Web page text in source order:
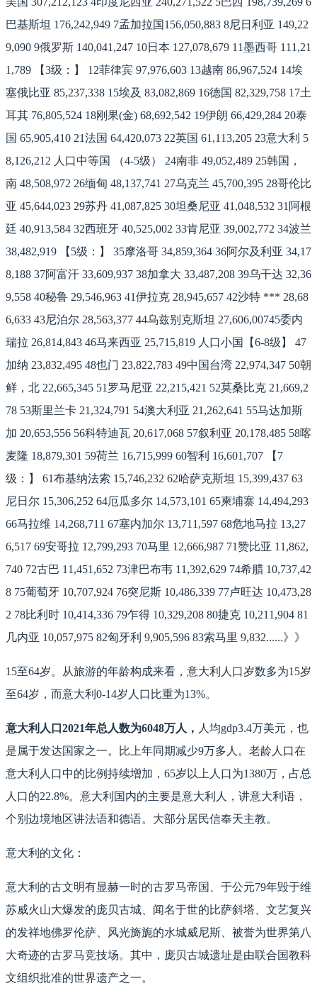
巴基斯坦 176,242,949 7孟加拉国156,050,883 8尼日利亚 149,22
9,090 9俄罗斯 140,041,247 10日本 127,078,679 11墨西哥 111,21
1,789 【3级：】 12菲律宾 97,976,603 13越南 86,967,524 14埃
塞俄比亚 85,237,338 15埃及 83,082,869 16德国 82,329,758 17土
耳其 76,805,524 18刚果(金) 68,692,542 19伊朗 66,429,284 20泰
国 65,905,410 21法国 64,420,073 22英国 61,113,205 23意大利 5
8,126,212 人口中等国 （4-5级） 24南非 49,052,489 25韩国，
南 48,508,972 26缅甸 48,137,741 27乌克兰 45,700,395 28哥伦比
亚 45,644,023 29苏丹 41,087,825 30坦桑尼亚 41,048,532 31阿根
廷 40,913,584 32西班牙 40,525,002 33肯尼亚 39,002,772 34波兰
38,482,919 【5级：】 35摩洛哥 34,859,364 36阿尔及利亚 34,17
8,188 37阿富汗 33,609,937 38加拿大 33,487,208 39乌干达 32,36
9,558 40秘鲁 29,546,963 41伊拉克 28,945,657 42沙特 *** 28,68
6,633 43尼泊尔 28,563,377 44乌兹别克斯坦 27,606,00745委内
瑞拉 26,814,843 46马来西亚 25,715,819 人口小国【6-8级】 47
加纳 23,832,495 48也门 23,822,783 49中国台湾 22,974,347 50朝
鲜，北 22,665,345 51罗马尼亚 22,215,421 52莫桑比克 21,669,2
78 53斯里兰卡 21,324,791 54澳大利亚 21,262,641 55马达加斯
加 20,653,556 56科特迪瓦 20,617,068 57叙利亚 20,178,485 58喀
麦隆 18,879,301 59荷兰 16,715,999 60智利 16,601,707 【7
级：】 61布基纳法索 15,746,232 62哈萨克斯坦 15,399,437 63
尼日尔 15,306,252 64厄瓜多尔 14,573,101 65柬埔寨 14,494,293
66马拉维 14,268,711 67塞内加尔 13,711,597 68危地马拉 13,27
6,517 69安哥拉 12,799,293 70马里 12,666,987 71赞比亚 11,862,
740 72古巴 11,451,652 73津巴布韦 11,392,629 74希腊 10,737,42
8 75葡萄牙 10,707,924 76突尼斯 10,486,339 77卢旺达 10,473,28
2 78比利时 10,414,336 79乍得 10,329,208 80捷克 10,211,904 81
几内亚 10,057,975 82匈牙利 9,905,596 83索马里 9,832......》》
15至64岁。从旅游的年龄构成来看，意大利人口岁数多为15岁
至64岁，而意大利0-14岁人口比重为13%。
意大利人口2021年总人数为6048万人， 人均gdp3.4万美元，也
是属于发达国家之一。比上年同期减少9万多人。老龄人口在
意大利人口中的比例持续增加，65岁以上人口为1380万，占总
人口的22.8%。意大利国内的主要是意大利人，讲意大利语，
个别边境地区讲法语和德语。大部分居民信奉天主教。
意大利的文化：
意大利的古文明有显赫一时的古罗马帝国、于公元79年毁于维
苏威火山大爆发的庞贝古城、闻名于世的比萨斜塔、文艺复兴
的发祥地佛罗伦萨、风光旖旎的水城威尼斯、被誉为世界第八
大奇迹的古罗马竞技场。其中，庞贝古城遗址是由联合国教科
文组织批准的世界遗产之一。